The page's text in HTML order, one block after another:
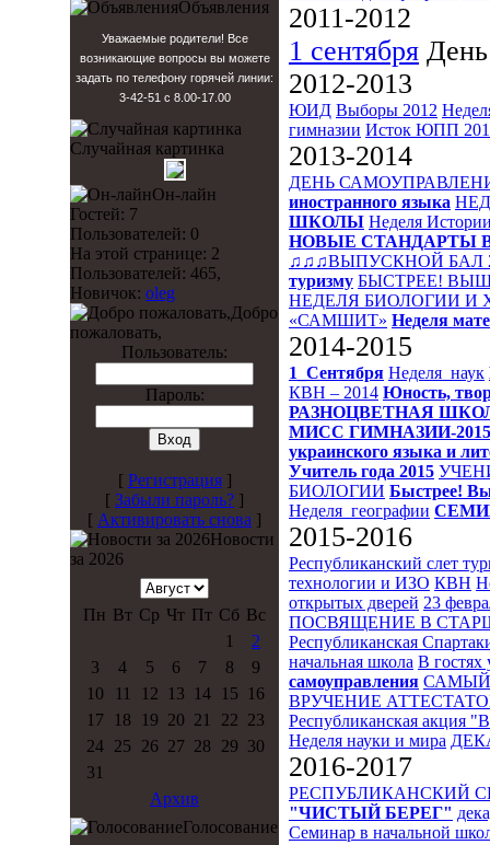
Объявления
Уважаемые родители! Все
возникающие вопросы вы можете
задать по телефону горячей линии:
3-42-51 с 8.00-17.00
Случайная картинка
Он-лайн
Гостей: 7
Пользователей: 0
На этой странице: 2
Пользователей: 465,
Новичок: oleg
Добро
пожаловать,
Пользователь:
Пароль:
[ Регистрация]
[ Забыли пароль? ]
[ Активировать снова ]
Новости
за 2026
Пн Вт Ср Чт Пт Сб Вс
1
2
3
4 5 6 7 8
9
10
11 12 13 14 15
16
17
18 19 20 21 22 23
24
25 26 27 28 29 30
31
Архив
Голосование
2011-2012
1 сентября
2012-2013
ЮИД Выборы 2012
гимназии Исток ЮПП
2013-2014
ДЕНЬ
иностранного языка
ШКОЛЫ Неделя
НОВЫЕ СТАНДАРТЫ
♫♫♫ВЫПУСКНОЙ БАЛ
туризму БЫСТРЕЕ!
НЕДЕЛЯ БИОЛОГИИ И
«САМШИТ» Неделя
2014-2015
1_Сентября Неделя_наук
КВН – 2014 Юность,
РАЗНОЦВЕТНАЯ
МИСС ГИМНАЗИИ-2015
украинского языка и
Учитель года 2015
БИОЛОГИИ Быстрее!
Неделя_географии
2015-2016
Республиканский слет
технологии и ИЗО КВН
открытых дверей 23
ПОСВЯЩЕНИЕ В
Республиканская
начальная школа В гостях
самоуправления
ВРУЧЕНИЕ
Республиканская акция
Неделя науки и мира
2016-2017
РЕСПУБЛИКАНСКИЙ
"ЧИСТЫЙ БЕРЕГ"
Семинар в начальной